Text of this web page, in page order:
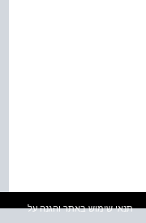
תנאי שימוש באתר והגנה על